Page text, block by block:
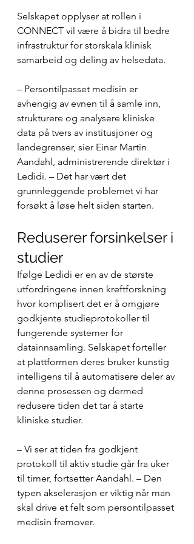
Selskapet opplyser at rollen i
CONNECT vil være å bidra til bedre
infrastruktur for storskala klinisk
samarbeid og deling av helsedata.
– Persontilpasset medisin er
avhengig av evnen til å samle inn,
strukturere og analysere kliniske
data på tvers av institusjoner og
landegrenser, sier Einar Martin
Aandahl, administrerende direktør i
Ledidi. – Det har vært det
grunnleggende problemet vi har
forsøkt å løse helt siden starten.
Reduserer forsinkelser i
studier
Ifølge Ledidi er en av de største
utfordringene innen kreftforskning
hvor komplisert det er å omgjøre
godkjente studieprotokoller til
fungerende systemer for
datainnsamling. Selskapet forteller
at plattformen deres bruker kunstig
intelligens til å automatisere deler av
denne prosessen og dermed
redusere tiden det tar å starte
kliniske studier.
– Vi ser at tiden fra godkjent
protokoll til aktiv studie går fra uker
til timer, fortsetter Aandahl. – Den
typen akselerasjon er viktig når man
skal drive et felt som persontilpasset
medisin fremover.